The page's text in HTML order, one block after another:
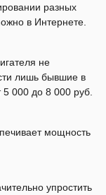
разных
в Интернете.
не
лишь бывшие в
000 до 8 000 руб.
мощность
упростить